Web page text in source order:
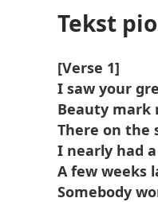
Tekst
[Verse 1]
I saw your
Beauty mark
There on the
I nearly had
A few weeks
Somebody